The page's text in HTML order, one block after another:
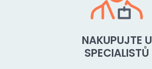
NAKUPUJTE U
SPECIALISTŮ